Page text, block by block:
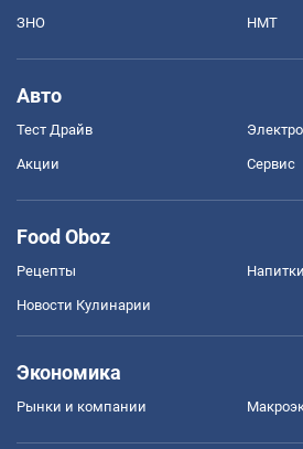
ЗНО НМТ
Авто
Тест Драйв
Акции Сервис
Food Oboz
Рецепты Напитки
Новости Кулинарии
Экономика
Рынки и компании